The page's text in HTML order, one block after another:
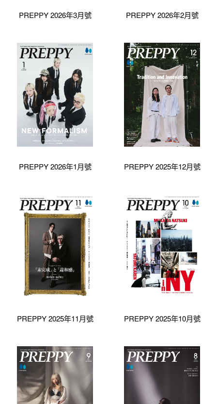
PREPPY 2026年3月號 PREPPY 2026年2月號
PREPPY 2026年1月號 PREPPY 2025年12月號
PREPPY 2025年11月號 PREPPY 2025年10月號